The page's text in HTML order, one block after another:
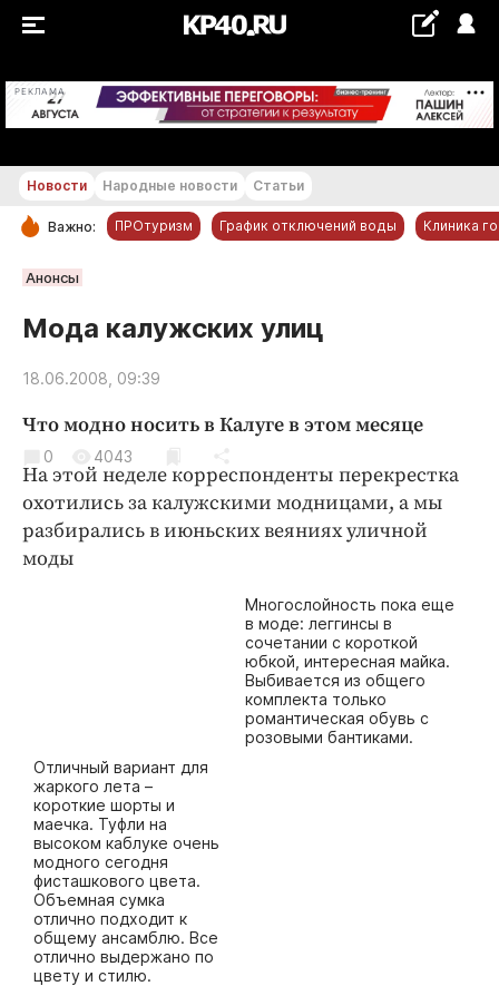
РЕКЛАМА +20...+21 °С
РУБРИКИ
Новости компаний
Статьи
Народные новости
Авто и транспорт
Благоустройство
Криминал
Культура
Спорт
Экономика и бизнес
ПРОЕКТЫ
Блоги
Издания
Медиаперсона
Новости Народные новости Статьи
Важно: ПРОтуризм График отключений воды Клиника
Анонсы
Мода калужских улиц
18.06.2008, 09:39
Что модно носить в Калуге в этом месяце
0 4043
На этой неделе корреспонденты перекрестка
охотились за калужскими модницами, а мы
разбирались в июньских веяниях уличной
моды
Многослойность пока еще
в моде: леггинсы в
сочетании с короткой
юбкой, интересная майка.
Выбивается из общего
комплекта только
романтическая обувь с
розовыми бантиками.
Отличный вариант для
жаркого лета –
короткие шорты и
маечка. Туфли на
высоком каблуке очень
модного сегодня
фисташкового цвета.
Объемная сумка
отлично подходит к
общему ансамблю. Все
отлично выдержано по
цвету и стилю.